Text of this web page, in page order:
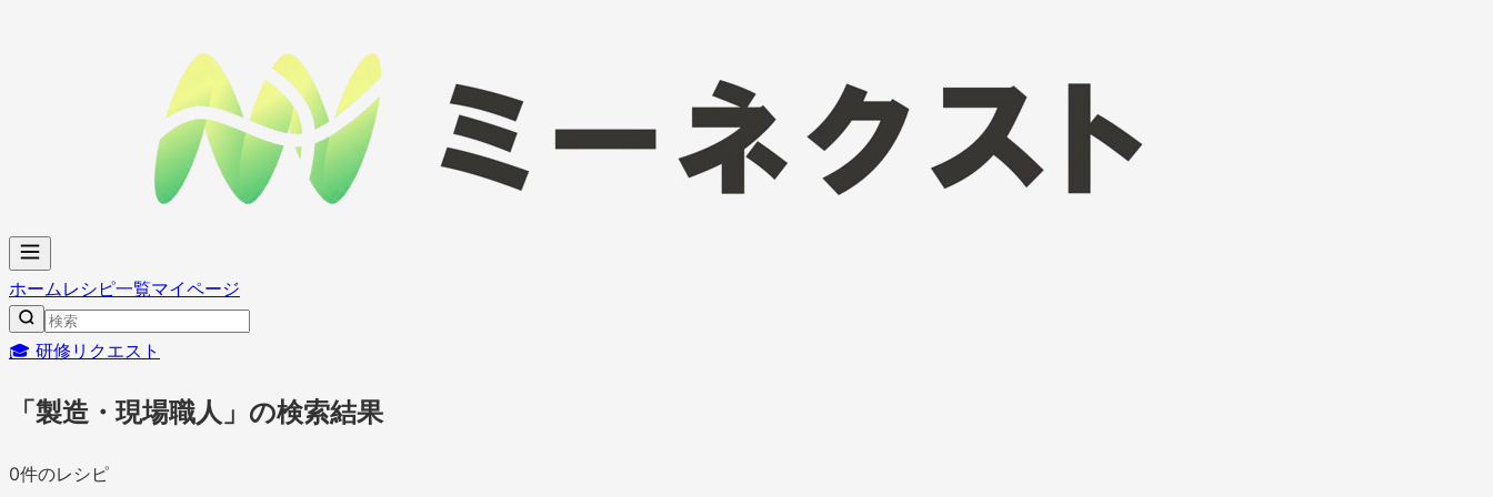
ホームレシピ一覧マイページ
🎓 研修リクエスト
「製造・現場職人」の検索結果
0件のレシピ